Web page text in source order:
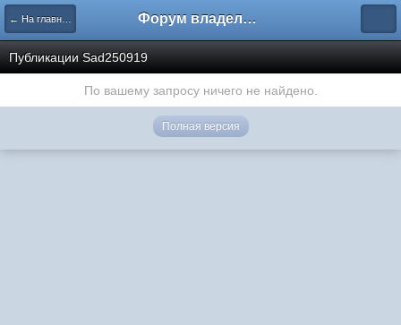
← На главную Форум владельцев интернет-магазинов
Публикации Sad250919
По вашему запросу ничего не найдено.
Полная версия